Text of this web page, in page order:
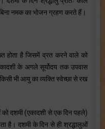
नमक का भोजन ग्रहण करते हैं।
होता है जिसमें व्रत करने वाले को
के अगले सूर्योदय तक उपवास
भी आयु का व्यक्ति स्वेच्छा से रख
दशमी (एकादशी से एक दिन पहले)
है। दशमी के दिन से ही श्रद्धालुओं